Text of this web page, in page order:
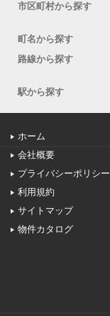
市区町村から探す
町名から探す
路線から探す
駅から探す
ホーム
会社概要
プライバシーポリシー
利用規約
サイトマップ
物件カタログ